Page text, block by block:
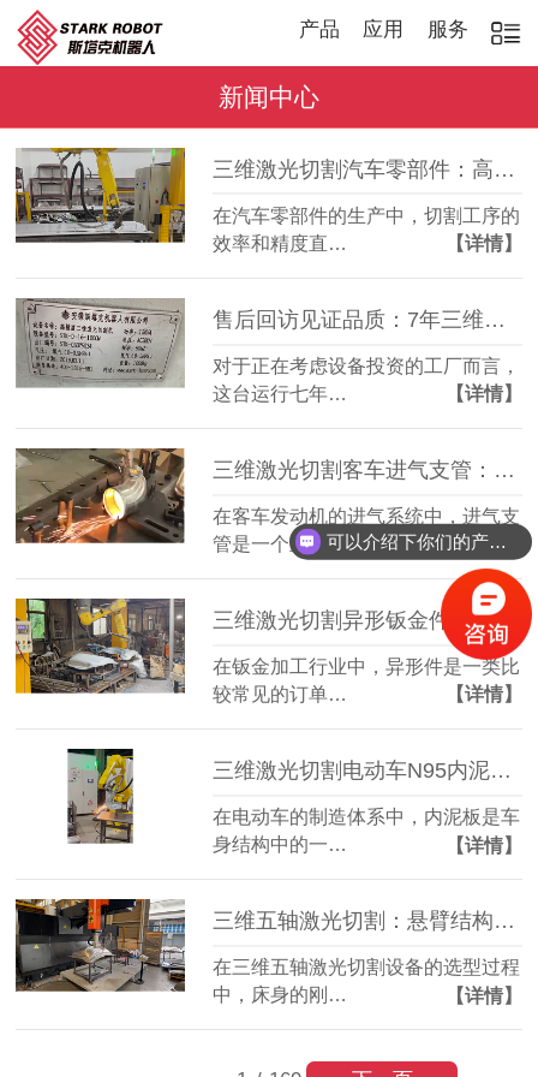
产品 应用 服务
新闻中心
三维激光切割汽车零部件：高效稳定，适配多品种加工
在汽车零部件的生产中，切割工序的
效率和精度直…
【详情】
售后回访见证品质：7年三维激光切割机，稳定如常
对于正在考虑设备投资的工厂而言，
这台运行七年…
【详情】
三维激光切割客车进气支管：复杂管件精准成型
在客车发动机的进气系统中，进气支
管是一个重要…
【详情】
三维激光切割异形钣金件：复杂轮廓一机成型
在钣金加工行业中，异形件是一类比
较常见的订单…
【详情】
三维激光切割电动车N95内泥板：复杂曲面准确成型
在电动车的制造体系中，内泥板是车
身结构中的一…
【详情】
三维五轴激光切割：悬臂结构全铸件床身，搭配柏楚系统更实用
在三维五轴激光切割设备的选型过程
中，床身的刚…
【详情】
可以介绍下你们的产品么？